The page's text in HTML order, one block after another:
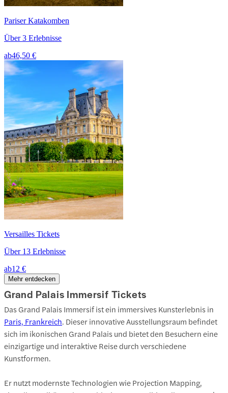
Pariser Katakomben
Über 3 Erlebnisse
ab46,50 €
Versailles Tickets
Über 13 Erlebnisse
ab12 €
Mehr entdecken
Grand Palais Immersif Tickets
Das Grand Palais Immersif ist ein immersives Kunsterlebnis in
Paris, Frankreich. Dieser innovative Ausstellungsraum befindet
sich im ikonischen Grand Palais und bietet den Besuchern eine
einzigartige und interaktive Reise durch verschiedene
Kunstformen.
Er nutzt modernste Technologien wie Projection Mapping,